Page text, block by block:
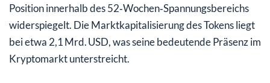
Position innerhalb des 52‑Wochen‑Spannungsbereichs
widerspiegelt. Die Marktkapitalisierung des Tokens liegt
bei etwa 2,1 Mrd. USD, was seine bedeutende Präsenz im
Kryptomarkt unterstreicht.